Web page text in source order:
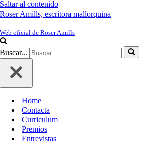
Saltar al contenido
Roser Amills, escritora mallorquina
Web oficial de Roser Amills
Buscar...
Home
Contacta
Curriculum
Premios
Entrevistas